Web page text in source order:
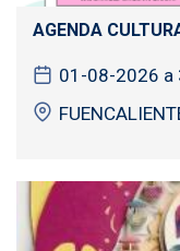
AGENDA
01-08-2026 a